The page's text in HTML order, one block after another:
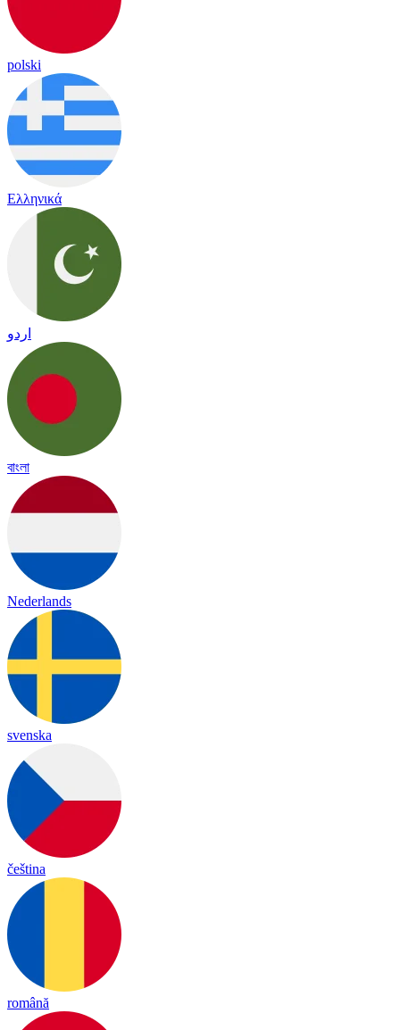
polski
Ελληνικά
اردو
বাংলা
Nederlands
svenska
čeština
română